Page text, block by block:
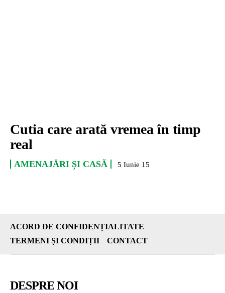
Cutia care arată vremea în timp
real
AMENAJĂRI ȘI CASĂ 5 Iunie 15
ACORD DE CONFIDENȚIALITATE
TERMENI ȘI CONDIȚII
CONTACT
DESPRE NOI